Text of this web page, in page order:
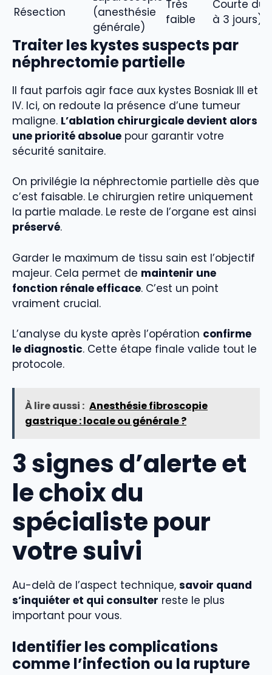
Résection
(anesthésie
générale)
Très
faible
Courte
à 3 jours)
Traiter les kystes suspects par
néphrectomie partielle
Il faut parfois agir face aux kystes Bosniak III et
IV. Ici, on redoute la présence d’une tumeur
maligne. L’ablation chirurgicale devient alors
une priorité absolue pour garantir votre
sécurité sanitaire.
On privilégie la néphrectomie partielle dès que
c’est faisable. Le chirurgien retire uniquement
la partie malade. Le reste de l’organe est ainsi
préservé.
Garder le maximum de tissu sain est l’objectif
majeur. Cela permet de maintenir une
fonction rénale efficace. C’est un point
vraiment crucial.
L’analyse du kyste après l’opération confirme
le diagnostic. Cette étape finale valide tout le
protocole.
À lire aussi : Anesthésie fibroscopie
gastrique : locale ou générale ?
3 signes d’alerte et
le choix du
spécialiste pour
votre suivi
Au-delà de l’aspect technique, savoir quand
s’inquiéter et qui consulter reste le plus
important pour vous.
Identifier les complications
comme l’infection ou la rupture